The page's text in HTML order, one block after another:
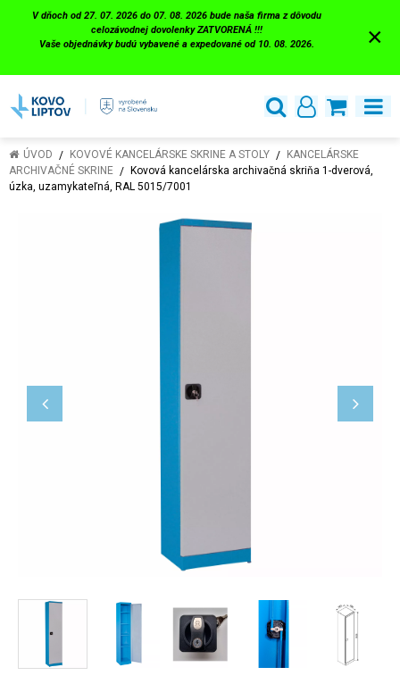
V dňoch od 27. 07. 2026 do 07. 08. 2026 bude naša firma z dôvodu
celozávodnej dovolenky ZATVORENÁ !!!
Vaše objednávky budú vybavené a expedované od 10. 08. 2026.
×
ÚVOD KOVOVÉ KANCELÁRSKE SKRINE A STOLY
KANCELÁRSKE
ARCHIVAČNÉ SKRINE
Kovová kancelárska archivačná skriňa 1-dverová,
úzka, uzamykateľná, RAL 5015/7001